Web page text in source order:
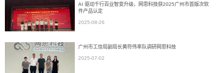
AI 驱动千行百业智变升级，网思科技获2025广州市首版次软
件产品认定
2025-08-26
广州市工信局副局长黄符伟率队调研网思科技
2025-07-02